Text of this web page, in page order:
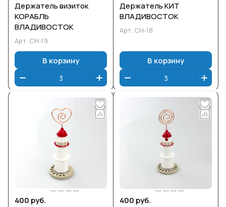
Держатель визиток
КОРАБЛЬ
ВЛАДИВОСТОК
Арт. СН-19
В корзину
Держатель КИТ
ВЛАДИВОСТОК
Арт. СН-18
В корзину
400 руб.
400 руб.